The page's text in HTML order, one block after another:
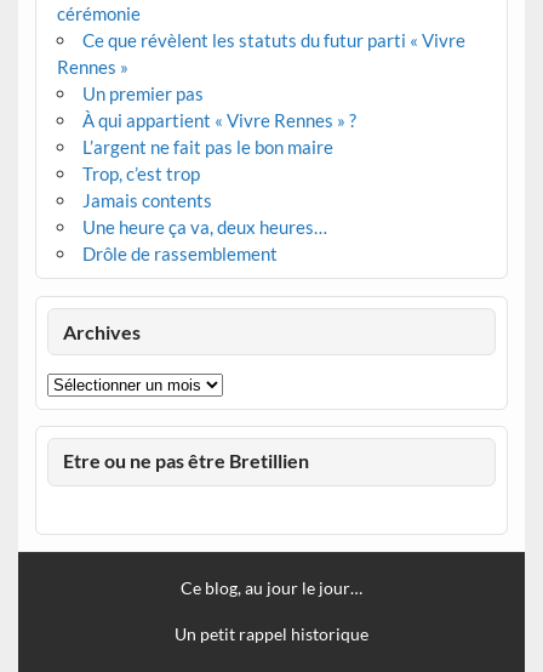
cérémonie
Ce que révèlent les statuts du futur parti « Vivre
Rennes »
Un premier pas
À qui appartient « Vivre Rennes » ?
L’argent ne fait pas le bon maire
Trop, c’est trop
Jamais contents
Une heure ça va, deux heures…
Drôle de rassemblement
Archives
Archives
Etre ou ne pas être Bretillien
Ce blog, au jour le jour…
Un petit rappel historique